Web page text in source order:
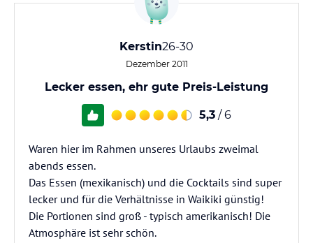
Kerstin26-30
Dezember 2011
Lecker essen, ehr gute Preis-Leistung
5,3 / 6
Waren hier im Rahmen unseres Urlaubs zweimal
abends essen.
Das Essen (mexikanisch) und die Cocktails sind super
lecker und für die Verhältnisse in Waikiki günstig!
Die Portionen sind groß - typisch amerikanisch! Die
Atmosphäre ist sehr schön.